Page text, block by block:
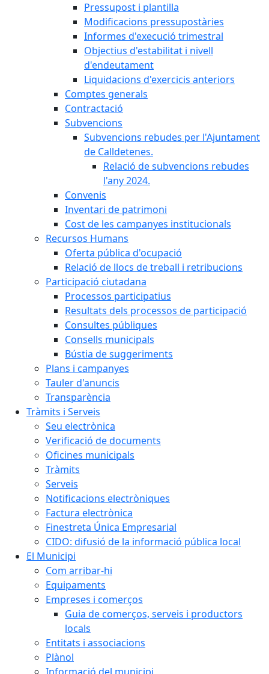
Pressupost i plantilla
Modificacions pressupostàries
Informes d'execució trimestral
Objectius d'estabilitat i nivell
d'endeutament
Liquidacions d'exercicis anteriors
Comptes generals
Contractació
Subvencions
Subvencions rebudes per l'Ajuntament
de Calldetenes.
Relació de subvencions rebudes
l'any 2024.
Convenis
Inventari de patrimoni
Cost de les campanyes institucionals
Recursos Humans
Oferta pública d'ocupació
Relació de llocs de treball i retribucions
Participació ciutadana
Processos participatius
Resultats dels processos de participació
Consultes públiques
Consells municipals
Bústia de suggeriments
Plans i campanyes
Tauler d'anuncis
Transparència
Tràmits i Serveis
Seu electrònica
Verificació de documents
Oficines municipals
Tràmits
Serveis
Notificacions electròniques
Factura electrònica
Finestreta Única Empresarial
CIDO: difusió de la informació pública local
El Municipi
Com arribar-hi
Equipaments
Empreses i comerços
Guia de comerços, serveis i productors
locals
Entitats i associacions
Plànol